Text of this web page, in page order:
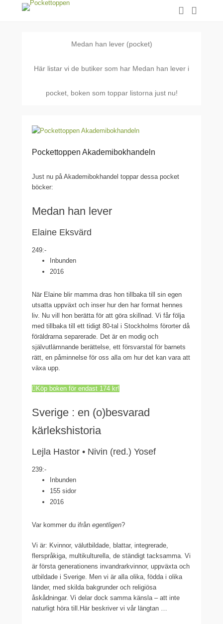
Medan han lever (pocket)
Här listar vi de butiker som har Medan han lever i
pocket, boken som toppar listorna just nu!
Pockettoppen Akademibokhandeln
Just nu på Akademibokhandel toppar dessa pocket
böcker:
Medan han lever
Elaine Eksvärd
249:-
Inbunden
2016
När Elaine blir mamma dras hon tillbaka till sin egen
utsatta uppväxt och inser hur den har format hennes
liv. Nu vill hon berätta för att göra skillnad. Vi får följa
med tillbaka till ett tidigt 80-tal i Stockholms förorter då
föräldrarna separerade. Det är en modig och
självutlämnande berättelse, ett försvarstal för barnets
rätt, en påminnelse för oss alla om hur det kan vara att
växa upp.
Köp boken för endast 174 kr!
Sverige : en (o)besvarad
kärlekshistoria
Lejla Hastor • Nivin (red.) Yosef
239:-
Inbunden
155 sidor
2016
Var kommer du ifrån egentligen?
Vi är: Kvinnor, välutbildade, blattar, integrerade,
flerspråkiga, multikulturella, de ständigt tacksamma. Vi
är första generationens invandrarkvinnor, uppväxta och
utbildade i Sverige. Men vi är alla olika, födda i olika
länder, med skilda bakgrunder och religiösa
åskådningar. Vi delar dock samma känsla – att inte
naturligt höra till.Här beskriver vi vår längtan …